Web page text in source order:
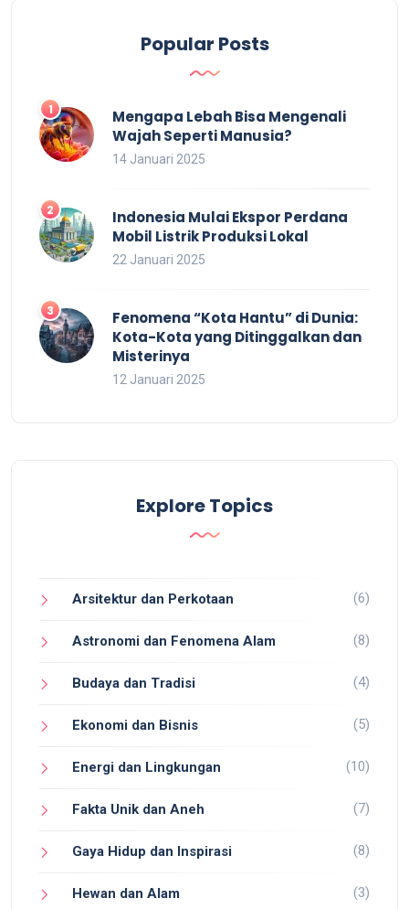
Popular Posts
Mengapa Lebah Bisa Mengenali
Wajah Seperti Manusia?
14 Januari 2025
Indonesia Mulai Ekspor Perdana
Mobil Listrik Produksi Lokal
22 Januari 2025
Fenomena “Kota Hantu” di Dunia:
Kota-Kota yang Ditinggalkan dan
Misterinya
12 Januari 2025
Explore Topics
Arsitektur dan Perkotaan (6)
Astronomi dan Fenomena Alam (8)
Budaya dan Tradisi (4)
Ekonomi dan Bisnis (5)
Energi dan Lingkungan (10)
Fakta Unik dan Aneh (7)
Gaya Hidup dan Inspirasi (8)
Hewan dan Alam (3)